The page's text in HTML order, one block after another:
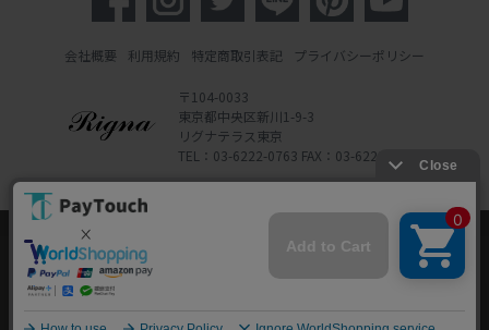
会社概要 利用規約 特定商取引表記 プライバシーポリシー
〒104-0033
東京都中央区新川1-9-3
リグナテラス東京
TEL：03-6222-0763 FAX：03-6222-0762
Powered by Watahan Partners Co., Ltd.
当ウェブサイトでは、お客様により良いサービス
をご提供するため、クッキーを利用しています。
サイト利用を継続することにより、クッキーの使
同意する